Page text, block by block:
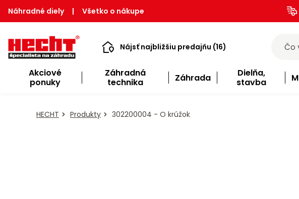
Náhradné diely | Všetko o nákupe
Nájsť najbližšiu predajňu (16)
Akciové
ponuky
Záhradná
technika
Záhrada
Dielňa,
stavba
HECHT Produkty 302200004 - O krúžok